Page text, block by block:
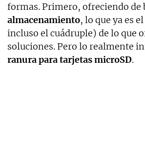
formas. Primero, ofreciendo de
almacenamiento, lo que ya es
incluso el cuádruple) de lo que
soluciones. Pero lo realmente
ranura para tarjetas microSD.